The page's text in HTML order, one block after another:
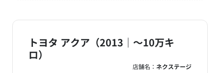
トヨタ アクア（2013｜～10万キ
ロ）
店舗名： ネクステージ